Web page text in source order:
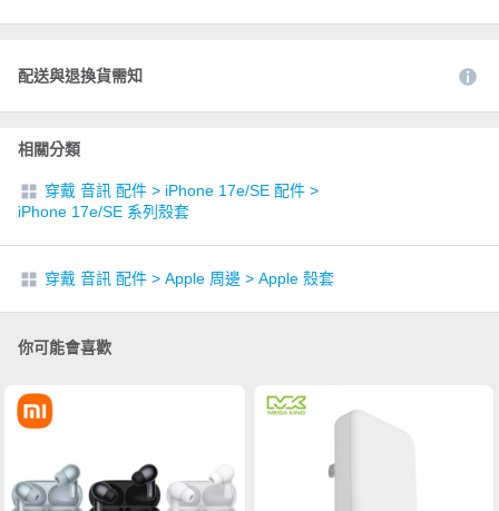
配送與退換貨需知
相關分類
穿戴 音訊 配件 > iPhone 17e/SE 配件 >
iPhone 17e/SE 系列殼套
穿戴 音訊 配件 > Apple 周邊 > Apple 殼套
你可能會喜歡